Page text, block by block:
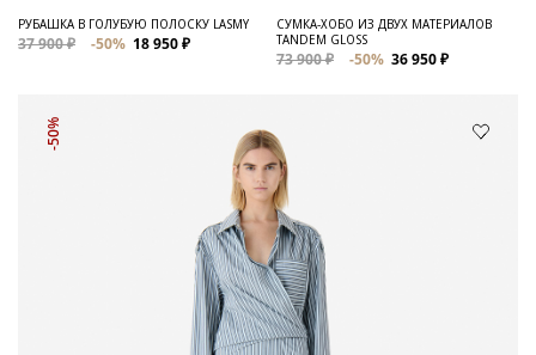
РУБАШКА В ГОЛУБУЮ ПОЛОСКУ LASMY
37 900 ₽ -50% 18 950 ₽
СУМКА-ХОБО ИЗ ДВУХ МАТЕРИАЛОВ
TANDEM GLOSS
73 900 ₽ -50% 36 950 ₽
-50%